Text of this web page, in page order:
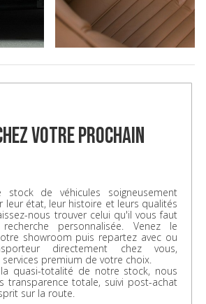
votre prochain
stock de véhicules soigneusement
leur état, leur histoire et leurs qualités
nous trouver celui qu'il vous faut
personnalisée. Venez le
showroom puis repartez avec ou
directement chez vous,
premium de votre choix.
quasi-totalité de notre stock, nous
transparence totale, suivi post-achat
sur la route.